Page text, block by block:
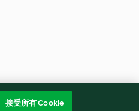
接受所有 Cookie